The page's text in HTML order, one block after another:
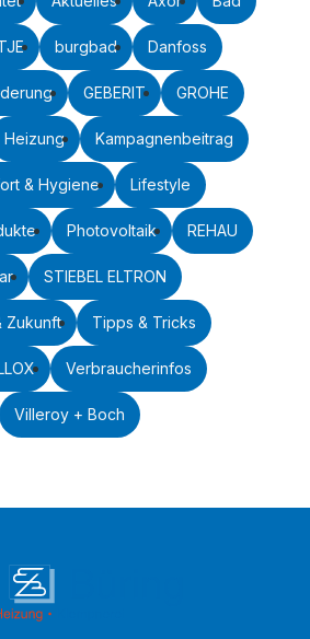
burgbad Danfoss
GEBERIT GROHE
Heizung Kampagnenbeitrag
& Hygiene Lifestyle
Photovoltaik REHAU
STIEBEL ELTRON
Zukunft Tipps & Tricks
Verbraucherinfos
Villeroy + Boch